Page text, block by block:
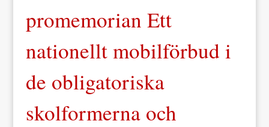
promemorian Ett
nationellt mobilförbud i
de obligatoriska
skolformerna och